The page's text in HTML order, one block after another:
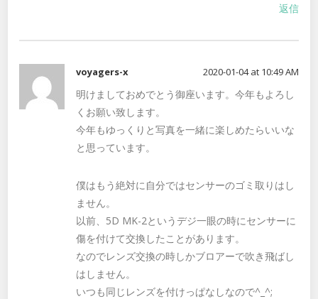
返信
voyagers-x 2020-01-04 at 10:49 AM
明けましておめでとう御座います。今年もよろし
くお願い致します。
今年もゆっくりと写真を一緒に楽しめたらいいな
と思っています。
僕はもう絶対に自分ではセンサーのゴミ取りはし
ません。
以前、5D MK-2というデジ一眼の時にセンサーに
傷を付けて交換したことがあります。
なのでレンズ交換の時しかブロアーで吹き飛ばし
はしません。
いつも同じレンズを付けっぱなしなので^_^;